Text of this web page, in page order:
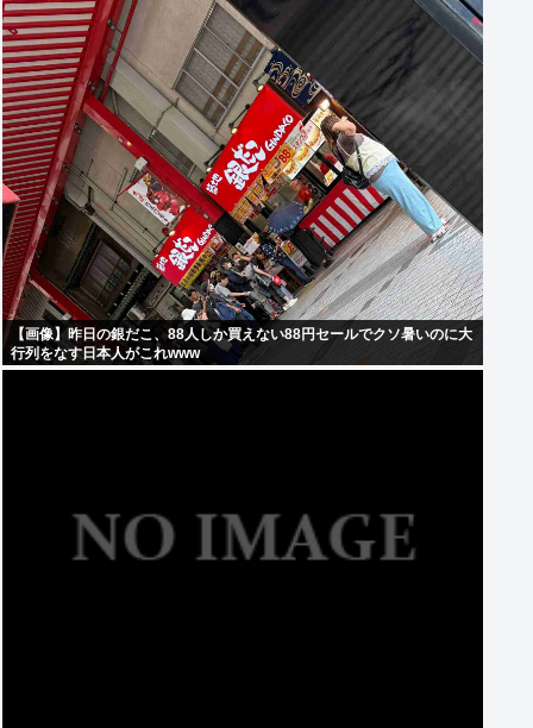
【画像】昨日の銀だこ、88人しか買えない88円セールでクソ暑いのに大
行列をなす日本人がこれwww